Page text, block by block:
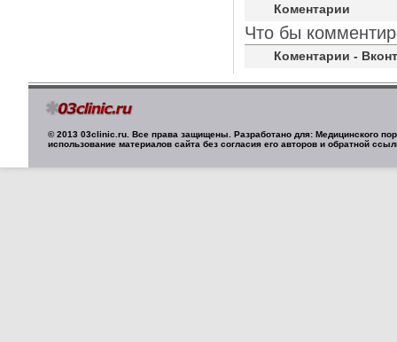
Коментарии
Что бы
Коментарии -
© 2013 03clinic.ru. Все права защищены. Разработано для: Медицинского
использование материалов сайта без согласия его авторов и обратной